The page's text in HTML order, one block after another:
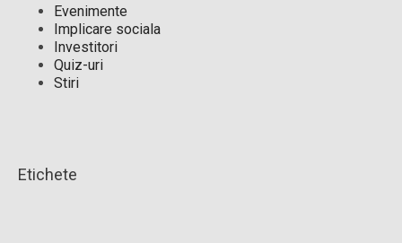
Evenimente
Implicare sociala
Investitori
Quiz-uri
Stiri
Etichete